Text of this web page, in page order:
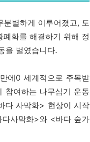
별하게 이루어졌고, 도
화를 해결하기 위해 정
을 벌였습니다.
에0 세계적으로 주목받
참여하는 나무심기 운동
다 사막화> 현상이 시작
사막화>와 <바다 숲가